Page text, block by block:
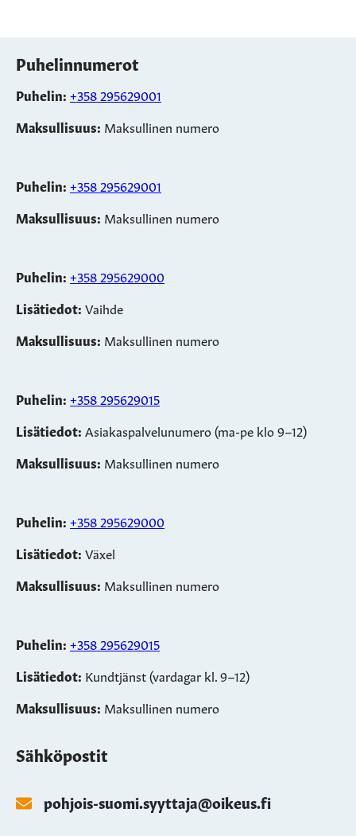
Puhelinnumerot
Puhelin: +358 295629001
Maksullisuus: Maksullinen numero
Puhelin: +358 295629001
Maksullisuus: Maksullinen numero
Puhelin: +358 295629000
Lisätiedot: Vaihde
Maksullisuus: Maksullinen numero
Puhelin: +358 295629015
Lisätiedot: Asiakaspalvelunumero (ma-pe klo 9–12)
Maksullisuus: Maksullinen numero
Puhelin: +358 295629000
Lisätiedot: Växel
Maksullisuus: Maksullinen numero
Puhelin: +358 295629015
Lisätiedot: Kundtjänst (vardagar kl. 9–12)
Maksullisuus: Maksullinen numero
Sähköpostit
pohjois-suomi.syyttaja@oikeus.fi